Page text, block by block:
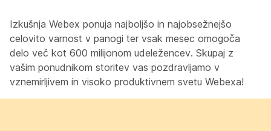
Izkušnja Webex ponuja najboljšo in najobsežnejšo
celovito varnost v panogi ter vsak mesec omogoča
delo več kot 600 milijonom udeležencev. Skupaj z
vašim ponudnikom storitev vas pozdravljamo v
vznemirljivem in visoko produktivnem svetu Webexa!